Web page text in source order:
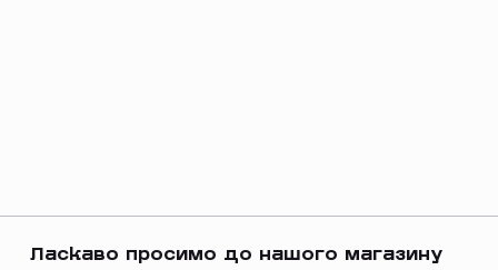
Ласкаво просимо до нашого магазину